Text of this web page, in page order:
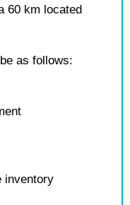
60 km located
as follows:
inventory